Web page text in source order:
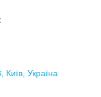
Україна